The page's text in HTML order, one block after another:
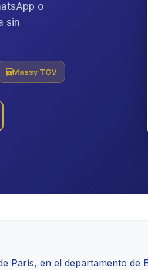
o
sin
Massy TGV
París, en el departamento de